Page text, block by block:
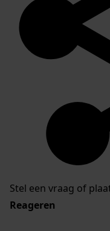
Stel een vraag of
Reageren